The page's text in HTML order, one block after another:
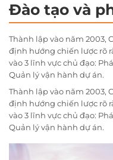
Đào tạo và
Thành lập vào năm 2003,
định hướng chiến lược rõ
vào 3 lĩnh vực chủ đạo:
Quản lý vận hành dự án.
Thành lập vào năm 2003,
định hướng chiến lược rõ
vào 3 lĩnh vực chủ đạo:
Quản lý vận hành dự án.